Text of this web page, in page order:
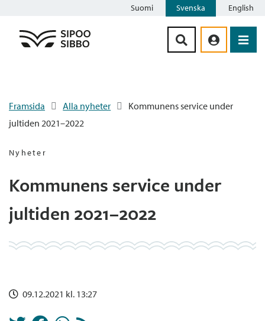
Suomi Svenska English
Framsida Alla nyheter
Kommunens service under
jultiden 2021–2022
Nyheter
Kommunens service under
jultiden 2021–2022
09.12.2021 kl. 13:27